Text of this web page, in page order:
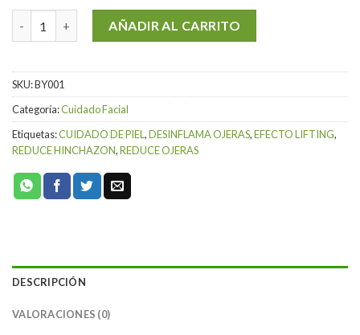
Contorno de Ojos cantidadAÑADIR AL CARRITO
SKU:BY001
Categoría:Cuidado Facial
Etiquetas:CUIDADO DE PIEL ,DESINFLAMA OJERAS,EFECTO LIFTING,
REDUCE HINCHAZON,REDUCE OJERAS
DESCRIPCIÓN
VALORACIONES (0)